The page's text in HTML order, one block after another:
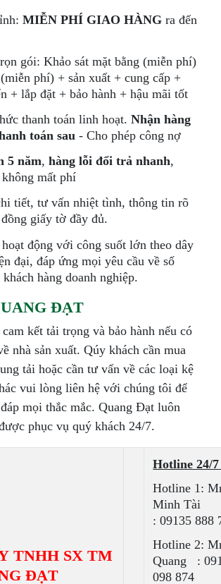
MIỄN PHÍ GIAO HÀNG ra đến
gói: Khảo sát mặt bằng (miễn phí)
phí) + sản xuất + cung cấp +
+ lắp đặt + bảo hành + hậu mãi tốt
thanh toán linh hoạt.Nhận hàng
toán sau - Cho phép công nợ
5 năm,hàng lỗi đổi trả nhanh,
không mất phí
tiết, tư vấn nhiệt tình, thông tin rõ
giấy tờ đầy đủ.
động với công suốt lớn theo dây
đại, đáp ứng mọi yêu cầu về số
hàng doanh nghiệp.
ĐẠT
kết tải trọng và bảo hành nếu có
nhà sản xuất. Qúy khách cần mua
tải hoặc cần tư vấn về các loại kệ
vui lòng liên hệ với chúng tôi để
mọi thắc mắc. Quang Đạt luôn
phục vụ quý khách 24/7.
TNHH SX TM
ĐẠT
Hotline 24/
Hotline 1:
Minh Tài
: 09135 888
Hotline 2:
Quang :
098 874